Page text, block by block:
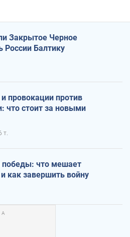
Закрытое Черное
России Балтику
провокации против
что стоит за новыми
т.
победы: что мешает
как завершить войну